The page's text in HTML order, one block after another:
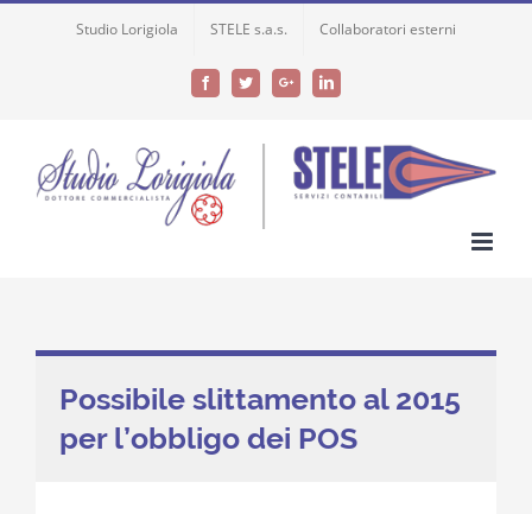
Studio Lorigiola STELE s.a.s. Collaboratori esterni
FacebookTwitterGoogle+LinkedIn
Possibile slittamento al 2015
per l’obbligo dei POS